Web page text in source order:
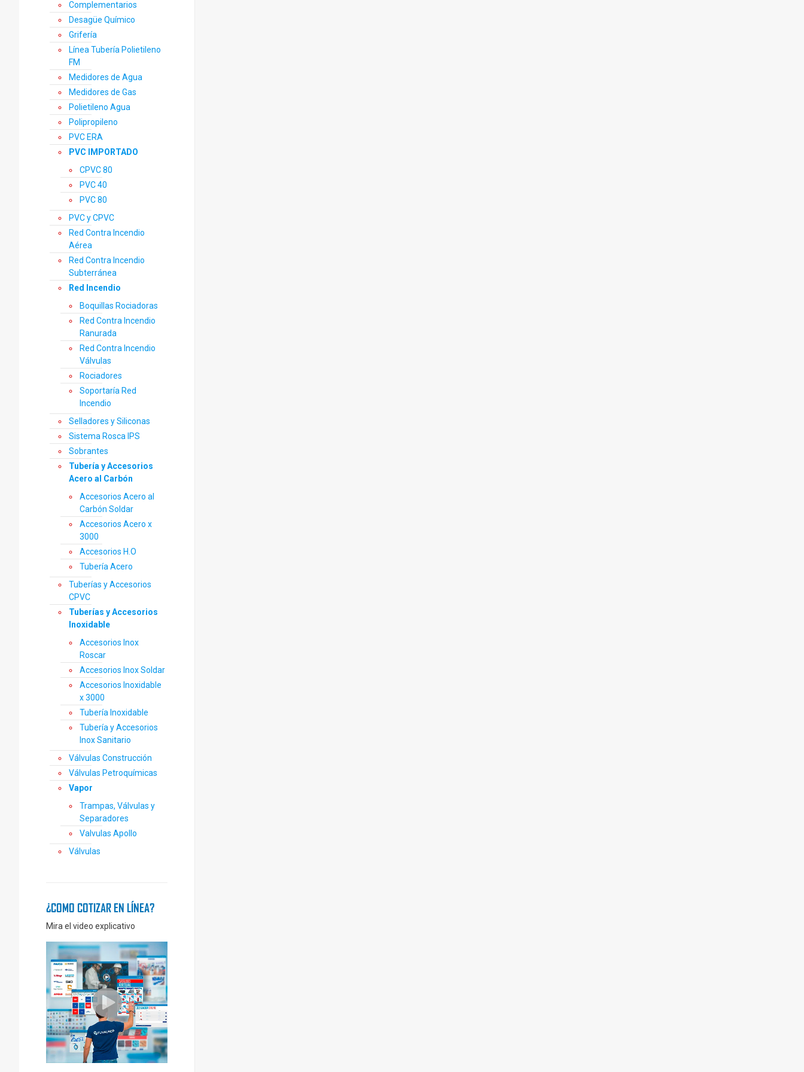
Complementarios
Desagüe Químico
Grifería
Línea Tubería Polietileno
FM
Medidores de Agua
Medidores de Gas
Polietileno Agua
Polipropileno
PVC ERA
PVC IMPORTADO
CPVC 80
PVC 40
PVC 80
PVC y CPVC
Red Contra Incendio
Aérea
Red Contra Incendio
Subterránea
Red Incendio
Boquillas Rociadoras
Red Contra Incendio
Ranurada
Red Contra Incendio
Válvulas
Rociadores
Soportaría Red
Incendio
Selladores y Siliconas
Sistema Rosca IPS
Sobrantes
Tubería y Accesorios
Acero al Carbón
Accesorios Acero al
Carbón Soldar
Accesorios Acero x
3000
Accesorios H.O
Tubería Acero
Tuberías y Accesorios
CPVC
Tuberías y Accesorios
Inoxidable
Accesorios Inox
Roscar
Accesorios Inox Soldar
Accesorios Inoxidable
x 3000
Tubería Inoxidable
Tubería y Accesorios
Inox Sanitario
Válvulas Construcción
Válvulas Petroquímicas
Vapor
Trampas, Válvulas y
Separadores
Valvulas Apollo
Válvulas
¿COMO COTIZAR EN LÍNEA?
Mira el video explicativo